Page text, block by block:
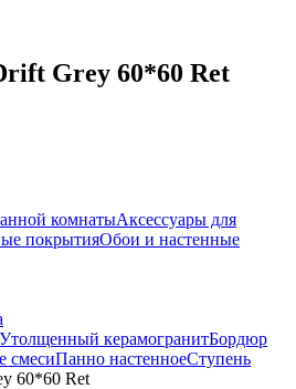
Grey 60*60 Ret
комнатыАксессуары для
покрытияОбои и настенные
Утолщенный керамогранитБордюр
смесиПанно настенноеСтупень
60*60 Ret